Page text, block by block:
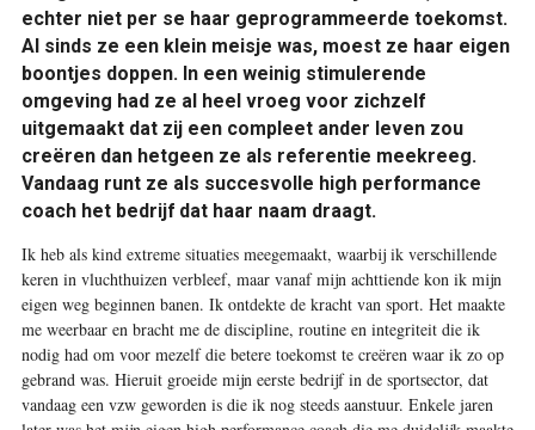
echter niet per se haar geprogrammeerde toekomst.
Al sinds ze een klein meisje was, moest ze haar eigen
boontjes doppen. In een weinig stimulerende
omgeving had ze al heel vroeg voor zichzelf
uitgemaakt dat zij een compleet ander leven zou
creëren dan hetgeen ze als referentie meekreeg.
Vandaag runt ze als succesvolle high performance
coach het bedrijf dat haar naam draagt.
Ik heb als kind extreme situaties meegemaakt, waarbij ik verschillende
keren in vluchthuizen verbleef, maar vanaf mijn achttiende kon ik mijn
eigen weg beginnen banen. Ik ontdekte de kracht van sport. Het maakte
me weerbaar en bracht me de discipline, routine en integriteit die ik
nodig had om voor mezelf die betere toekomst te creëren waar ik zo op
gebrand was. Hieruit groeide mijn eerste bedrijf in de sportsector, dat
vandaag een vzw geworden is die ik nog steeds aanstuur. Enkele jaren